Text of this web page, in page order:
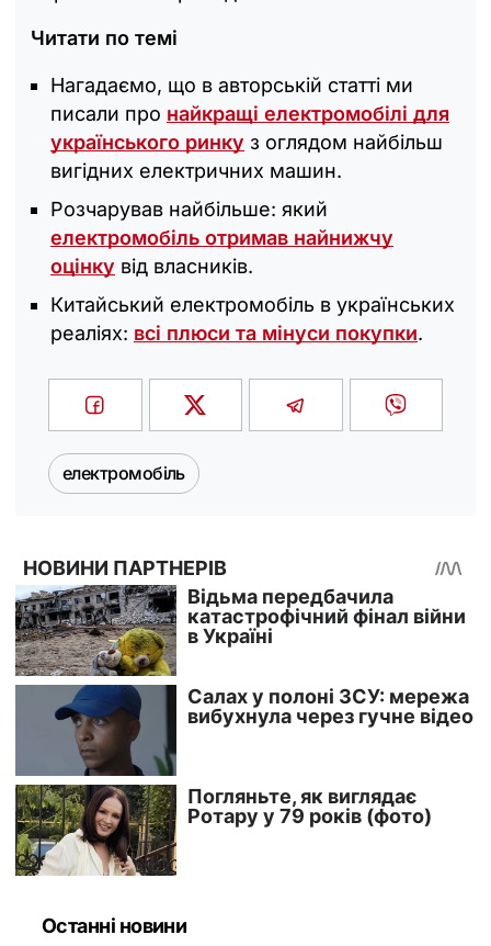
Читати по темі
Нагадаємо, що в авторській статті ми
писали про найкращі електромобілі для
українського ринку з оглядом найбільш
вигідних електричних машин.
Розчарував найбільше: який
електромобіль отримав найнижчу
оцінку від власників.
Китайський електромобіль в українських
реаліях: всі плюси та мінуси покупки.
електромобіль
Останні новини